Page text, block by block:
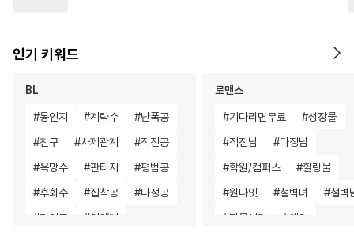
인기 키워드
BL
#동인지 #계략수 #난폭공
#친구 #사제관계 #직진공
#욕망수 #판타지 #평범공
#후회수 #집착공 #다정공
#미인공 #연예계
로맨스
#기다리면무료 #성장물
#직진남 #다정남
#학원/캠퍼스 #힐링물
#원나잇 #철벽녀 #철벽
#명문세가 #게임